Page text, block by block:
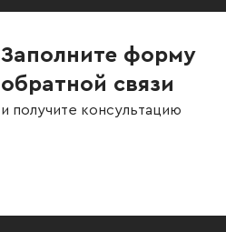
Заполните форму
обратной связи
и получите консультацию